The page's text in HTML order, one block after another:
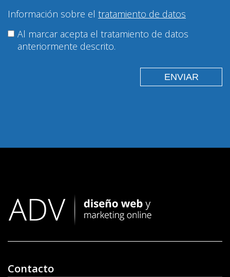
Información sobre el tratamiento de datos
Al marcar acepta el tratamiento de datos
anteriormente descrito.
Contacto